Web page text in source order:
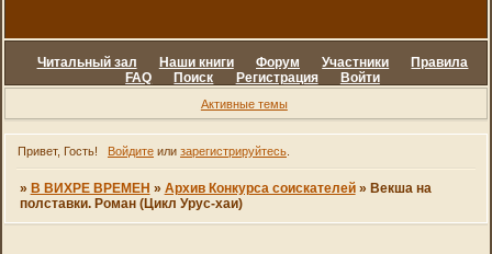
Читальный зал Наши книги Форум Участники
Правила
FAQ
Поиск Регистрация Войти
Активные темы
Привет, Гость! Войдитеили зарегистрируйтесь.
» В ВИХРЕ ВРЕМЕН » Архив Конкурса соискателей » Векша на
полставки. Роман (Цикл Урус-хаи)